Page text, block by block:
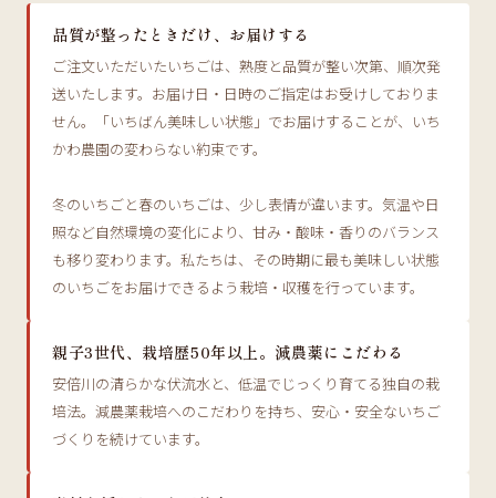
品質が整ったときだけ、お届けする
ご注文いただいたいちごは、熟度と品質が整い次第、順次発
送いたします。お届け日・日時のご指定はお受けしておりま
せん。「いちばん美味しい状態」でお届けすることが、いち
かわ農園の変わらない約束です。
冬のいちごと春のいちごは、少し表情が違います。気温や日
照など自然環境の変化により、甘み・酸味・香りのバランス
も移り変わります。私たちは、その時期に最も美味しい状態
のいちごをお届けできるよう栽培・収穫を行っています。
親子3世代、栽培歴50年以上。減農薬にこだわる
安倍川の清らかな伏流水と、低温でじっくり育てる独自の栽
培法。減農薬栽培へのこだわりを持ち、安心・安全ないちご
づくりを続けています。